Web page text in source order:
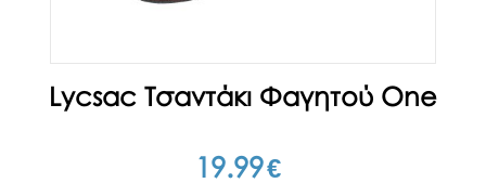
Lycsac Τσαντάκι Φαγητού One
19.99€